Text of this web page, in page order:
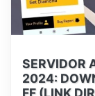
SERVIDOR
2024:
FF (LINK